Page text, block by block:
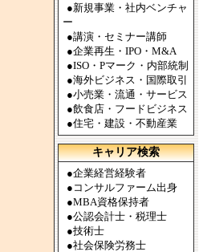
●新規事業・社内ベンチャ
ー
●講演・セミナー講師
●企業再生・IPO・M&A
●ISO・Pマーク・内部統制
●海外ビジネス・国際取引
●小売業・流通・サービス
●飲食店・フードビジネス
●住宅・建設・不動産業
キャリア検索
●企業経営経験者
● コンサルファーム出身
●MBA資格保持者
●公認会計士・税理士
●技術士
●社会保険労務士